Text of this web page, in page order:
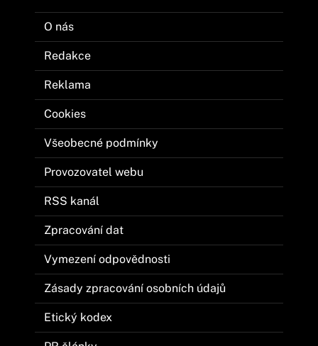
O nás
Redakce
Reklama
Cookies
Všeobecné podmínky
Provozovatel webu
RSS kanál
Zpracování dat
Vymezení odpovědnosti
Zásady zpracování osobních údajů
Etický kodex